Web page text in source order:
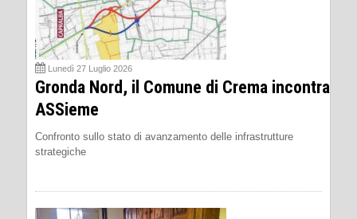
Lunedì 27 Luglio 2026
Gronda Nord, il Comune di Crema incontra
ASSieme
Confronto sullo stato di avanzamento delle infrastrutture
strategiche